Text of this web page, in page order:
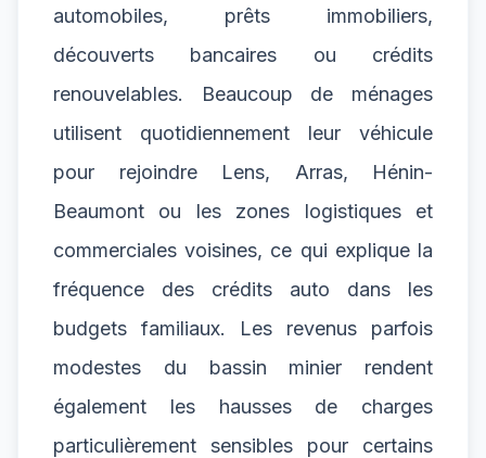
automobiles, prêts immobiliers,
découverts bancaires ou crédits
renouvelables. Beaucoup de ménages
utilisent quotidiennement leur véhicule
pour rejoindre Lens, Arras, Hénin-
Beaumont ou les zones logistiques et
commerciales voisines, ce qui explique la
fréquence des crédits auto dans les
budgets familiaux. Les revenus parfois
modestes du bassin minier rendent
également les hausses de charges
particulièrement sensibles pour certains